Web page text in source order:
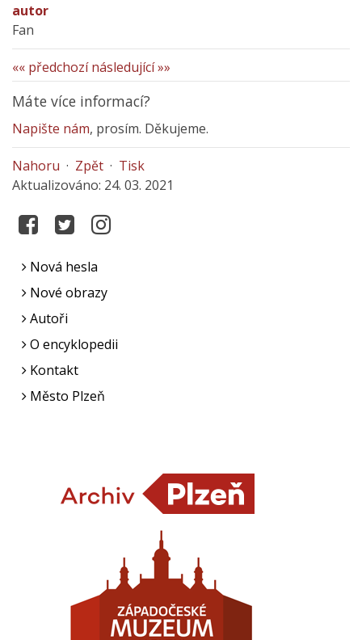
autor
Fan
«« předchozí následující »»
Máte více informací?
Napište nám, prosím. Děkujeme.
Nahoru · Zpět · Tisk
Aktualizováno: 24. 03. 2021
Nová hesla
Nové obrazy
Autoři
O encyklopedii
Kontakt
Město Plzeň